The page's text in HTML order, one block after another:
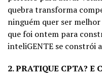
quebra transforma
ninguém quer ser
que foi ontem para
inteliGENTE se constrói
2. PRATIQUE CPTA? E